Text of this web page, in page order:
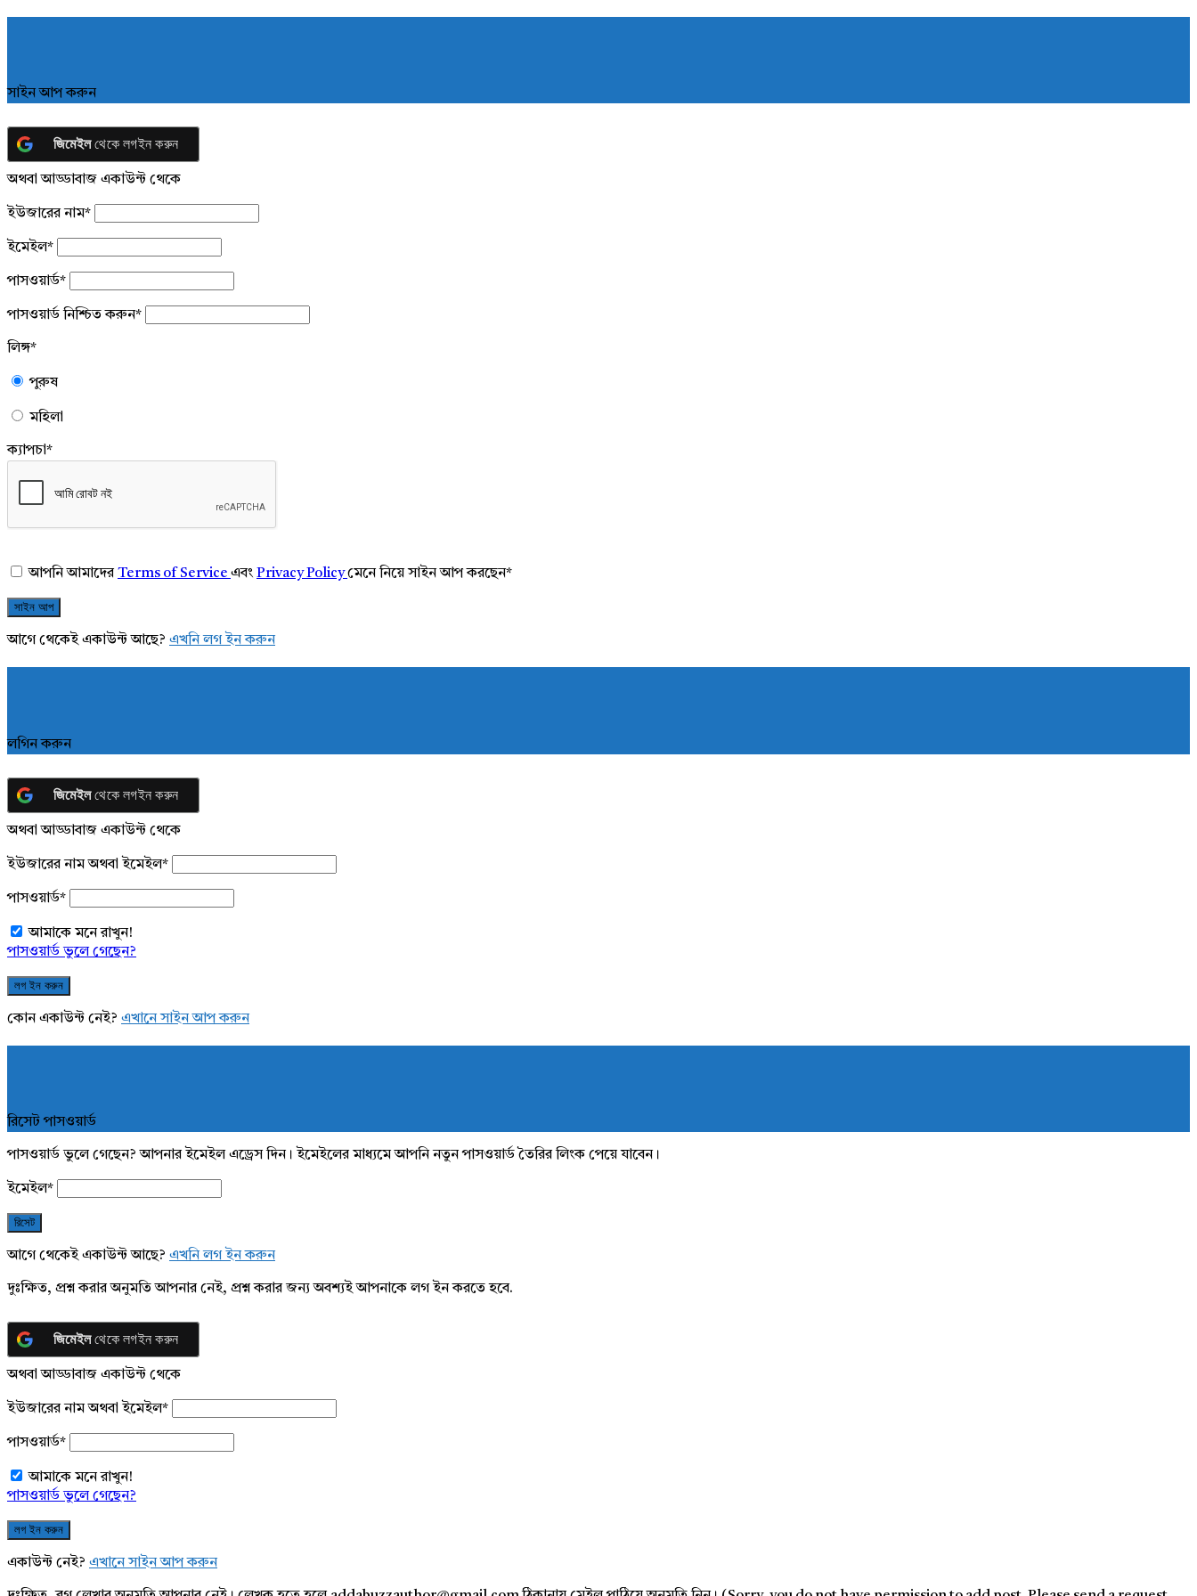
সাইন আপ করুন
জিমেইলথেকে লগইন করুন
অথবা আড্ডাবাজ একাউন্ট থেকে
ইউজারের নাম*
ইমেইল*
পাসওয়ার্ড*
পাসওয়ার্ড নিশ্চিত করুন*
লিঙ্গ*
পুরুষ
মহিলা
ক্যাপচা*
আপনি আমাদেরTerms of Service এবং Privacy Policyমেনে নিয়ে সাইন আপ করছেন*
আগে থেকেই একাউন্ট আছে? এখনি লগ ইন করুন
লগিন করুন
জিমেইলথেকে লগইন করুন
অথবা আড্ডাবাজ একাউন্ট থেকে
ইউজারের নাম অথবা ইমেইল*
পাসওয়ার্ড*
আমাকে মনে রাখুন!
পাসওয়ার্ড ভুলে গেছেন?
কোন একাউন্ট নেই? এখানে সাইন আপ করুন
রিসেট পাসওয়ার্ড
পাসওয়ার্ড ভুলে গেছেন? আপনার ইমেইল এড্রেস দিন। ইমেইলের মাধ্যমে আপনি নতুন পাসওয়ার্ড তৈরির লিংক পেয়ে যাবেন।
ইমেইল*
আগে থেকেই একাউন্ট আছে? এখনি লগ ইন করুন
দুঃক্ষিত, প্রশ্ন করার অনুমতি আপনার নেই, প্রশ্ন করার জন্য অবশ্যই আপনাকে লগ ইন করতে হবে.
জিমেইলথেকে লগইন করুন
অথবা আড্ডাবাজ একাউন্ট থেকে
ইউজারের নাম অথবা ইমেইল*
পাসওয়ার্ড*
আমাকে মনে রাখুন!
পাসওয়ার্ড ভুলে গেছেন?
একাউন্ট নেই? এখানে সাইন আপ করুন